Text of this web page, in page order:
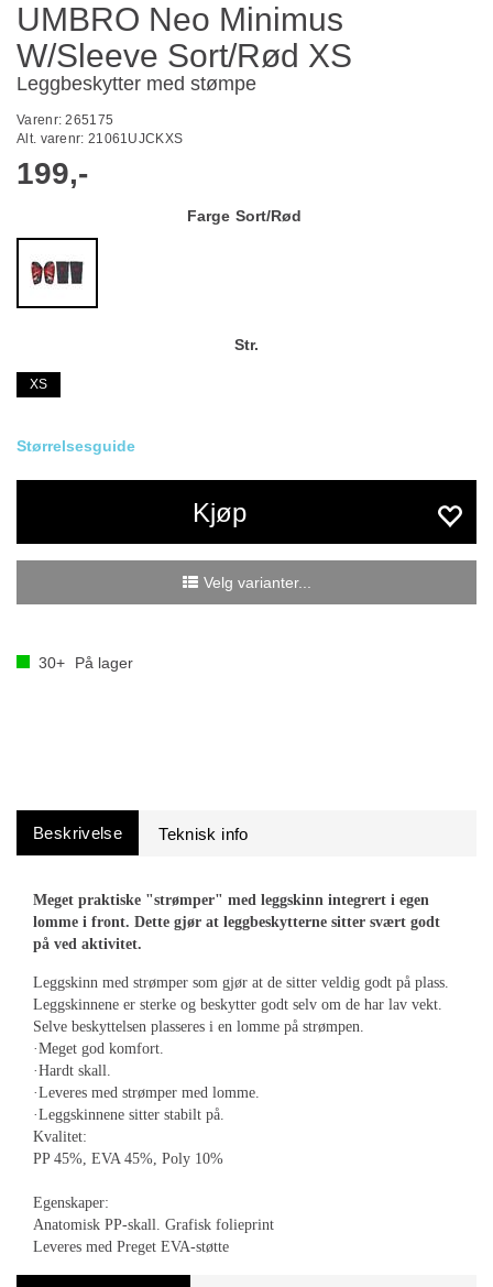
UMBRO Neo Minimus
W/Sleeve Sort/Rød XS
Leggbeskytter med stømpe
Varenr:265175
Alt. varenr: 21061UJCKXS
199,-
Farge Sort/Rød
Str.
XS
Størrelsesguide
Kjøp
Velg varianter...
30+ På lager
Beskrivelse
Meget praktiske "strømper" med leggskinn integrert i egen
lomme i front. Dette gjør at leggbeskytterne sitter svært godt
på ved aktivitet.
Leggskinn med strømper som gjør at de sitter veldig godt på plass.
Leggskinnene er sterke og beskytter godt selv om de har lav vekt.
Selve beskyttelsen plasseres i en lomme på strømpen.
·Meget god komfort.
·Hardt skall.
·Leveres med strømper med lomme.
·Leggskinnene sitter stabilt på.
Kvalitet:
PP 45%, EVA 45%, Poly 10%
Egenskaper:
Anatomisk PP-skall. Grafisk folieprint
Leveres med Preget EVA-støtte